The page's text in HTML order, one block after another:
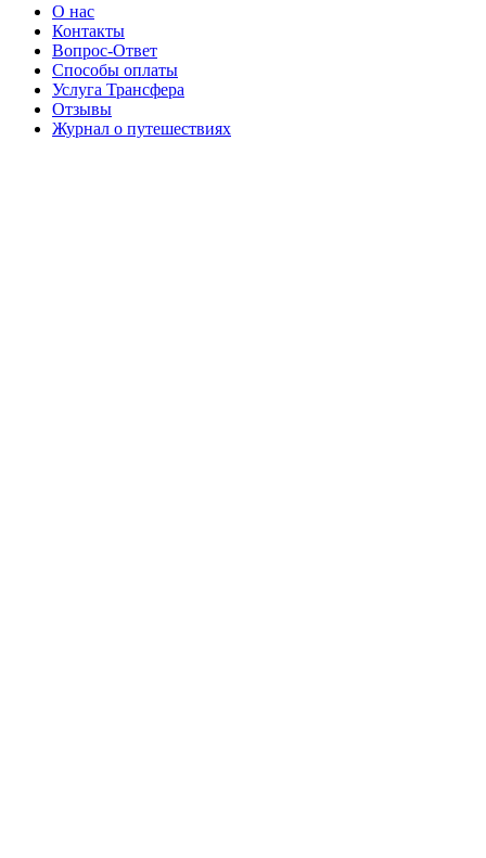
О нас
Контакты
Вопрос-Ответ
Способы оплаты
Услуга Трансфера
Отзывы
Журнал о путешествиях